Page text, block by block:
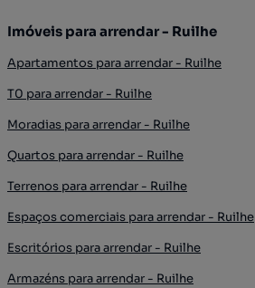
Imóveis para arrendar - Ruilhe
Apartamentos para arrendar - Ruilhe
T0 para arrendar - Ruilhe
Moradias para arrendar - Ruilhe
Quartos para arrendar - Ruilhe
Terrenos para arrendar - Ruilhe
Espaços comerciais para arrendar - Ruilhe
Escritórios para arrendar - Ruilhe
Armazéns para arrendar - Ruilhe